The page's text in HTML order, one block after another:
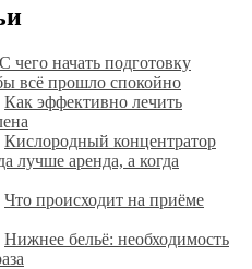
С чего начать подготовку
всё прошло спокойно
Как эффективно лечить
Кислородный концентратор
лучше аренда, а когда
Что происходит на приёме
Нижнее бельё: необходимость